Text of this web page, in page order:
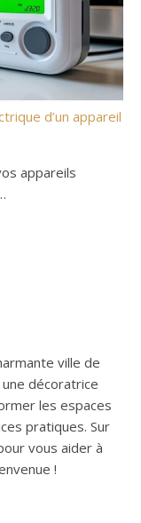
d’un appareil
appareils
ville de
décoratrice
les espaces
pratiques. Sur
vous aider à
!